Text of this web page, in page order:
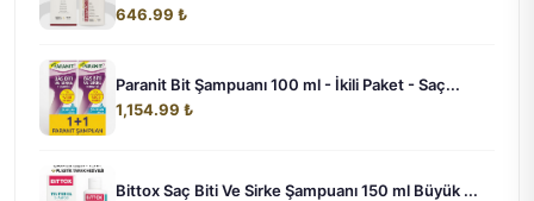
646.99 ₺
Paranit Bit Şampuanı 100 ml - İkili Paket - Saç...
1,154.99 ₺
Bittox Saç Biti Ve Sirke Şampuanı 150 ml Büyük ...